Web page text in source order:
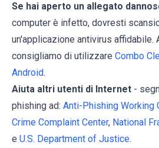
Se hai aperto un allegato
computer è infetto, dovresti
un'applicazione antivirus affidabile.
consigliamo di utilizzare Combo
Android.
Aiuta altri utenti di Internet -
phishing ad: Anti-Phishing Working
Crime Complaint Center, National
e U.S. Department of Justice.